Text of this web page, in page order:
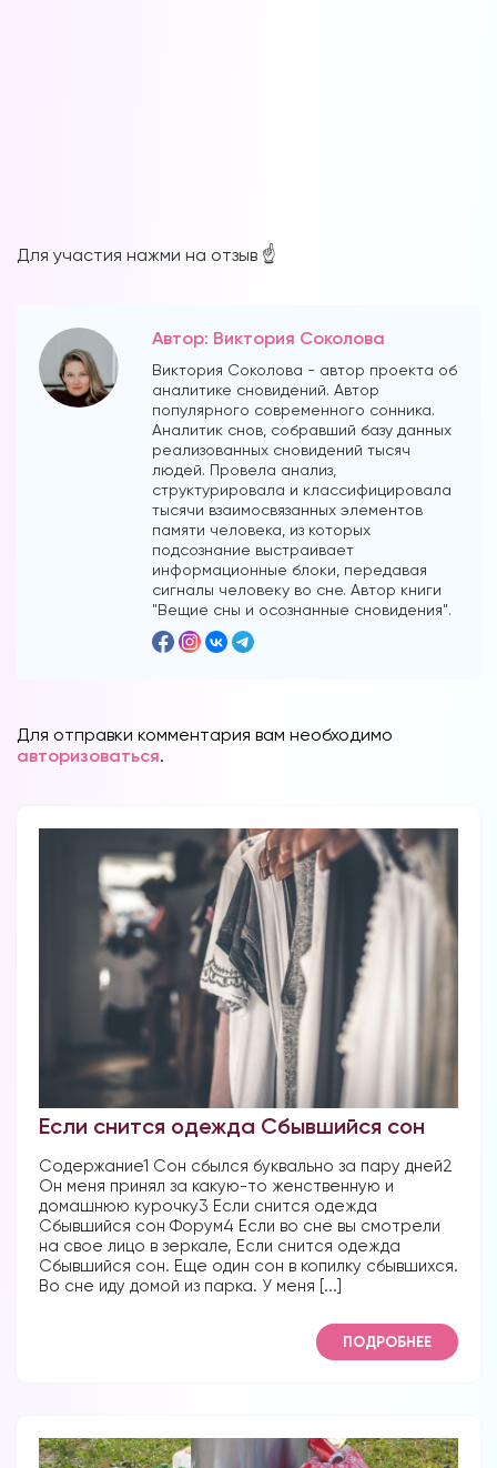
Для участия нажми на отзыв ☝️
Автор: Виктория Соколова
Виктория Соколова - автор проекта об
аналитике сновидений. Автор
популярного современного сонника.
Аналитик снов, собравший базу данных
реализованных сновидений тысяч
людей. Провела анализ,
структурировала и классифицировала
тысячи взаимосвязанных элементов
памяти человека, из которых
подсознание выстраивает
информационные блоки, передавая
сигналы человеку во сне. Автор книги
"Вещие сны и осознанные сновидения".
Для отправки комментария вам необходимо
авторизоваться.
Если снится одежда Сбывшийся сон
Содержание1 Сон сбылся буквально за пару дней2
Он меня принял за какую-то женственную и
домашнюю курочку3 Если снится одежда
Сбывшийся сон Форум4 Если во сне вы смотрели
на свое лицо в зеркале, Если снится одежда
Сбывшийся сон. Еще один сон в копилку сбывшихся.
Во сне иду домой из парка. У меня [...]
ПОДРОБНЕЕ